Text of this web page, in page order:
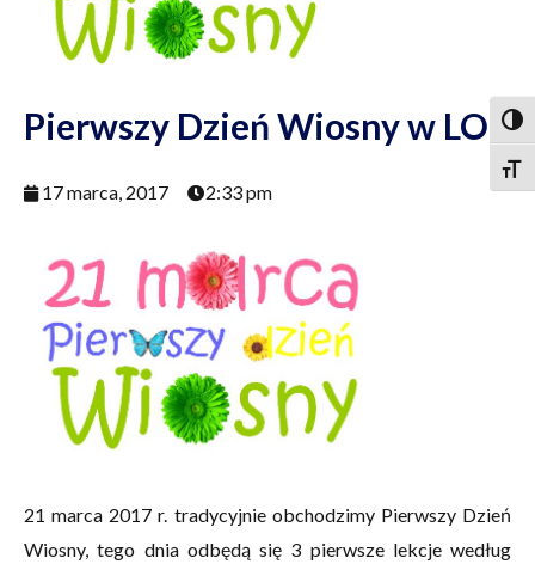
Pierwszy Dzień Wiosny w LO
17 marca, 2017 2:33 pm
21 marca 2017 r. tradycyjnie obchodzimy Pierwszy Dzień
Wiosny, tego dnia odbędą się 3 pierwsze lekcje według